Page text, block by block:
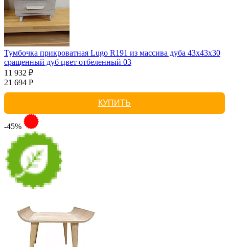
Тумбочка прикроватная Lugo R191 из массива дуба 43х43х30
сращенный дуб цвет отбеленный 03
11 932 ₽
21 694 Р
КУПИТЬ
-45%